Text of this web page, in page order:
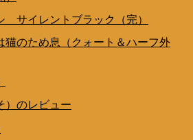
サイレントブラック（完）
猫のため息（クォート＆ハーフ外
）のレビュー